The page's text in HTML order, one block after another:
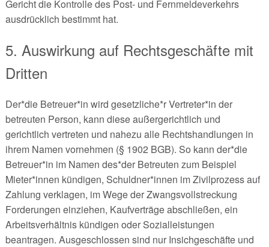
Gericht die Kontrolle des Post- und Fernmeldeverkehrs
ausdrücklich bestimmt hat.
5. Auswirkung auf Rechtsgeschäfte mit
Dritten
Der*die Betreuer*in wird gesetzliche*r Vertreter*in der
betreuten Person, kann diese außergerichtlich und
gerichtlich vertreten und nahezu alle Rechtshandlungen in
ihrem Namen vornehmen (§ 1902 BGB). So kann der*die
Betreuer*in im Namen des*der Betreuten zum Beispiel
Mieter*innen kündigen, Schuldner*innen im Zivilprozess auf
Zahlung verklagen, im Wege der Zwangsvollstreckung
Forderungen einziehen, Kaufverträge abschließen, ein
Arbeitsverhältnis kündigen oder Sozialleistungen
beantragen. Ausgeschlossen sind nur Insichgeschäfte und